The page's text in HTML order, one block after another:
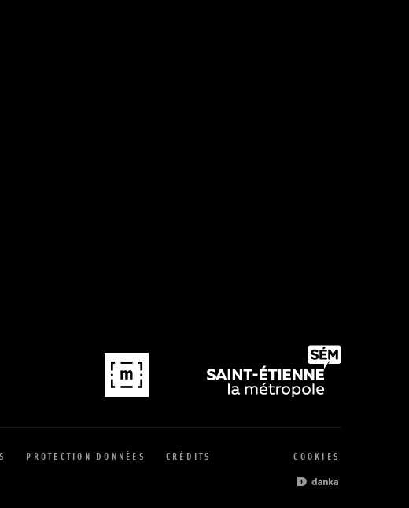
PROTECTION DONNÉES CRÉDITS COOKIES